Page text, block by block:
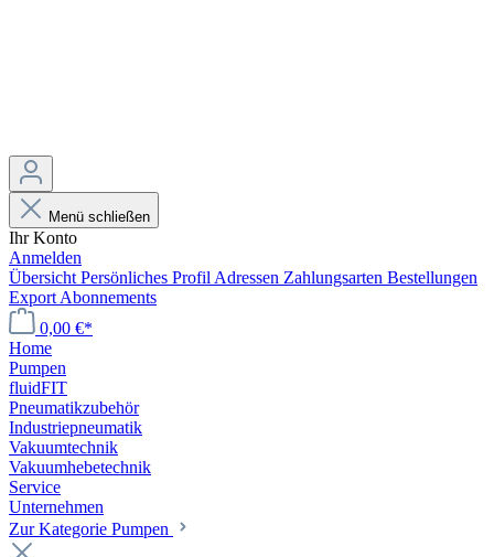
Menü schließen
Ihr Konto
Anmelden
Übersicht Persönliches Profil Adressen Zahlungsarten Bestellungen
Export Abonnements
0,00 €*
Home
Pumpen
fluidFIT
Pneumatikzubehör
Industriepneumatik
Vakuumtechnik
Vakuumhebetechnik
Service
Unternehmen
Zur Kategorie Pumpen